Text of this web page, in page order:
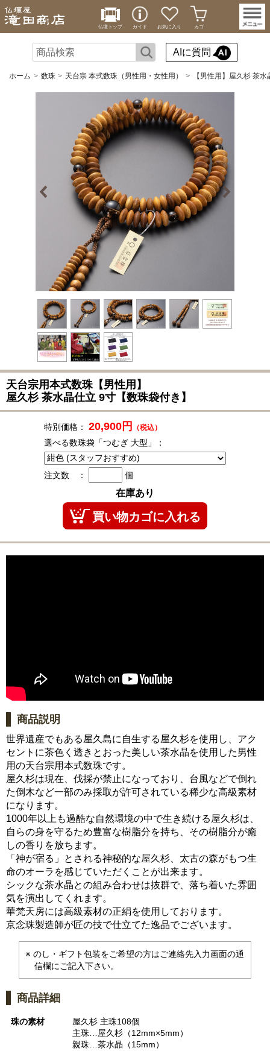
仏壇トップ ガイド お気に入り カゴ
AIに質問
ホーム 数珠 天台宗 本式数珠（男性用・女性用） 【男性用】屋久杉 茶
天台宗用本式数珠 【男性用】
屋久杉 茶水晶仕立 9寸【数珠袋付き】
特別価格： 20,900円 （税込）
選べる数珠袋「つむぎ 大型」：
注文数 ： 個
在庫あり
商品説明
世界遺産でもある屋久島に自生する屋久杉を使用し、アク
セントに茶色く透きとおった美しい茶水晶を使用した男性
用の天台宗用本式数珠です。
屋久杉は現在、伐採が禁止になっており、台風などで倒れ
た倒木など一部のみ採取が許可されている稀少な高級素材
になります。
1000年以上も過酷な自然環境の中で生き続ける屋久杉は、
自らの身を守るため豊富な樹脂分を持ち、その樹脂分が癒
しの香りを放ちます。
「神が宿る」とされる神秘的な屋久杉、太古の森がもつ生
命のオーラを感じていただくことが出来ます。
シックな茶水晶との組み合わせは抜群で、落ち着いた雰囲
気を演出してくれます。
華梵天房には高級素材の正絹を使用しております。
京念珠製造師が匠の技で仕立てた逸品でございます。
のし・ギフト包装をご希望の方はご連絡先入力画面の通
信欄にご記入下さい。
商品詳細
珠の素材
屋久杉 主珠108個
主珠…屋久杉（12mm×5mm）
親珠…茶水晶（15mm）